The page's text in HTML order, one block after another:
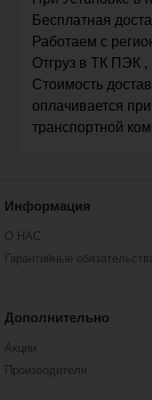
Бесплатная
Работаем с
Отгруз в ТК ПЭК
Стоимость
оплачивается
транспортной
Информация
О НАС
Гарантийные
Дополнительно
Акции
Производители